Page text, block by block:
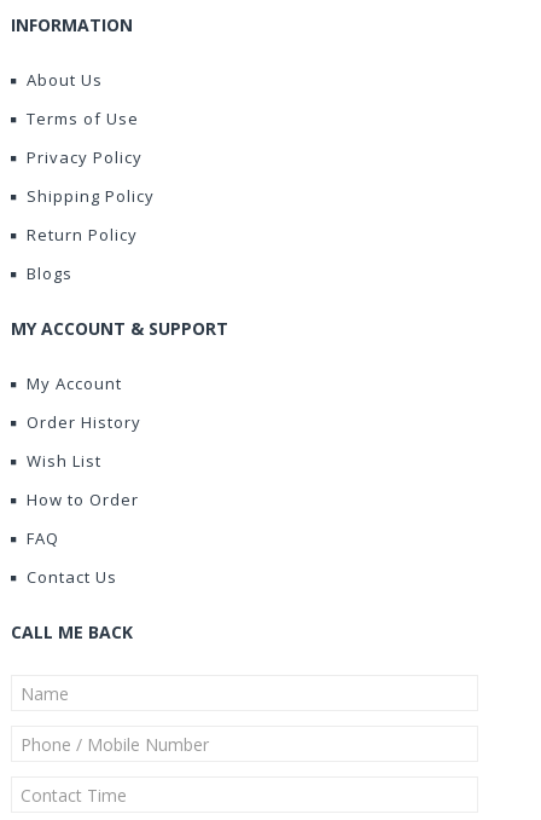
INFORMATION
About Us
Terms of Use
Privacy Policy
Shipping Policy
Return Policy
Blogs
MY ACCOUNT & SUPPORT
My Account
Order History
Wish List
How to Order
FAQ
Contact Us
CALL ME BACK